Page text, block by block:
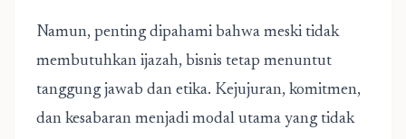
Namun, penting dipahami bahwa meski tidak
membutuhkan ijazah, bisnis tetap menuntut
tanggung jawab dan etika. Kejujuran, komitmen,
dan kesabaran menjadi modal utama yang tidak